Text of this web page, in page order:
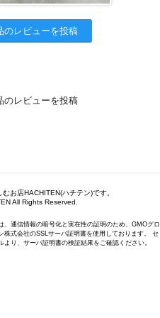
のレビューを投稿
のレビューを投稿
お店HACHITEN(ハチテン)です。
All Rights Reserved.
、通信情報の暗号化と実在性の証明のため、GMOグロ
株式会社のSSLサーバ証明書を使用しております。 セ
より、サーバ証明書の検証結果をご確認ください。